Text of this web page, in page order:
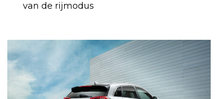
van de rijmodus